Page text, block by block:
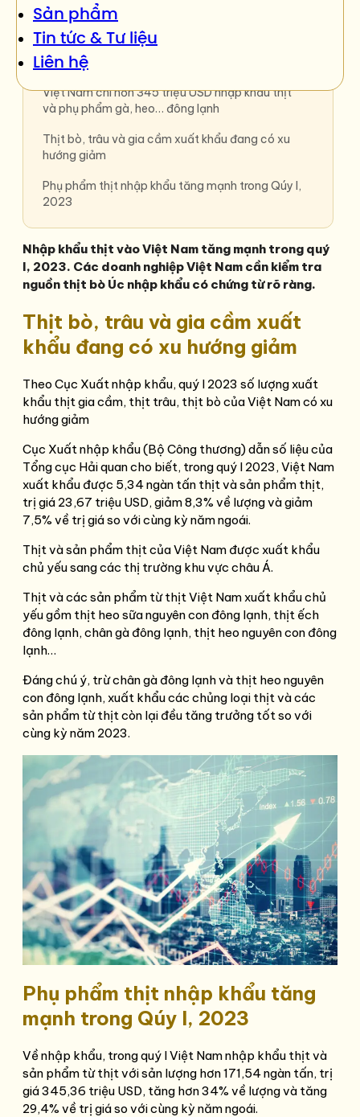
Sản phẩm
Tin tức & Tư liệu
Liên hệ
Nội dung chính
Việt Nam chi hơn 345 triệu USD nhập khẩu thịt
và phụ phẩm gà, heo… đông lạnh
Thịt bò, trâu và gia cầm xuất khẩu đang có xu
hướng giảm
Phụ phẩm thịt nhập khẩu tăng mạnh trong Qúy I,
2023
Nhập khẩu thịt vào Việt Nam tăng mạnh trong quý
I, 2023. Các doanh nghiệp Việt Nam cần kiểm tra
nguồn thịt bò Úc nhập khẩu có chứng từ rõ ràng.
Thịt bò, trâu và gia cầm xuất
khẩu đang có xu hướng giảm
Theo Cục Xuất nhập khẩu, quý I 2023 số lượng xuất
khẩu thịt gia cầm, thịt trâu, thịt bò của Việt Nam có xu
hướng giảm
Cục Xuất nhập khẩu (Bộ Công thương) dẫn số liệu của
Tổng cục Hải quan cho biết, trong quý I 2023, Việt Nam
xuất khẩu được 5,34 ngàn tấn thịt và sản phẩm thịt,
trị giá 23,67 triệu USD, giảm 8,3% về lượng và giảm
7,5% về trị giá so với cùng kỳ năm ngoái.
Thịt và sản phẩm thịt của Việt Nam được xuất khẩu
chủ yếu sang các thị trường khu vực châu Á.
Thịt và các sản phẩm từ thịt Việt Nam xuất khẩu chủ
yếu gồm thịt heo sữa nguyên con đông lạnh, thịt ếch
đông lạnh, chân gà đông lạnh, thịt heo nguyên con đông
lạnh…
Đáng chú ý, trừ chân gà đông lạnh và thịt heo nguyên
con đông lạnh, xuất khẩu các chủng loại thịt và các
sản phẩm từ thịt còn lại đều tăng trưởng tốt so với
cùng kỳ năm 2023.
Phụ phẩm thịt nhập khẩu tăng
mạnh trong Qúy I, 2023
Về nhập khẩu, trong quý I Việt Nam nhập khẩu thịt và
sản phẩm từ thịt với sản lượng hơn 171,54 ngàn tấn, trị
giá 345,36 triệu USD, tăng hơn 34% về lượng và tăng
29,4% về trị giá so với cùng kỳ năm ngoái.